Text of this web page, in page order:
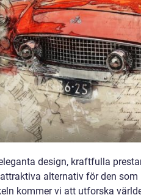
design, kraftfulla
alternativ för den
kommer vi att utforska